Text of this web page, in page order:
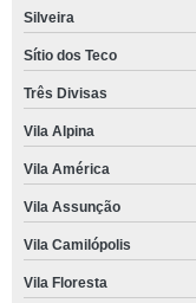
Silveira
Sítio dos Teco
Três Divisas
Vila Alpina
Vila América
Vila Assunção
Vila Camilópolis
Vila Floresta